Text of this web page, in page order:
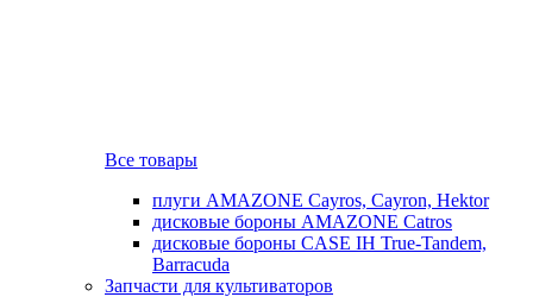
Все товары
плуги AMAZONE Cayros, Cayron, Hektor
дисковые бороны AMAZONE Catros
дисковые бороны CASE IH True-Tandem,
Barracuda
Запчасти для культиваторов